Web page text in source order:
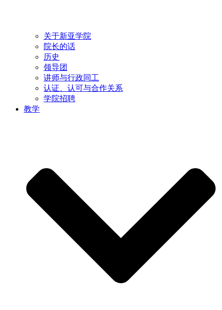
关于新亚学院
院长的话
历史
领导团
讲师与行政同工
认证、认可与合作关系
学院招聘
教学